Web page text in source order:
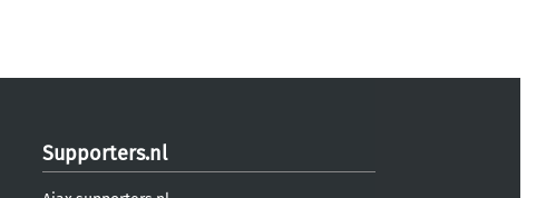
Supporters.nl